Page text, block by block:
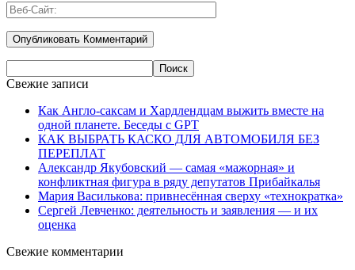
Свежие записи
Как Англо-саксам и Хардлендцам выжить вместе на
одной планете. Беседы с GPT
КАК ВЫБРАТЬ КАСКО ДЛЯ АВТОМОБИЛЯ БЕЗ
ПЕРЕПЛАТ
Александр Якубовский — самая «мажорная» и
конфликтная фигура в ряду депутатов Прибайкалья
Мария Василькова: привнесённая сверху «технократка»
Сергей Левченко: деятельность и заявления — и их
оценка
Свежие комментарии